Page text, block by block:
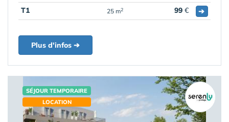
T1
25 m2 99 € ➔
Plus d'infos ➔
SÉJOUR TEMPORAIRE
LOCATION